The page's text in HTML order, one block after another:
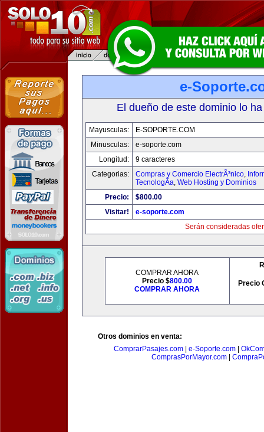
e-
El dueño de este dominio lo
Mayusculas:
E-SOPORTE.COM
Minusculas:
e-soporte.com
Longitud:
9 caracteres
Categorias:
Compras y Comercio ElectrÃ³nico,
TecnologÃ­a, Web Hosting y Dominios
Precio:
$800.00
Visitar!
e-soporte.com
Serán consideradas
COMPRAR AHORA
Precio $800.00
COMPRAR AHORA
Precio
Otros dominios en venta:
ComprarPasajes.com
e-Soporte.com
ComprasPorMayor.com|